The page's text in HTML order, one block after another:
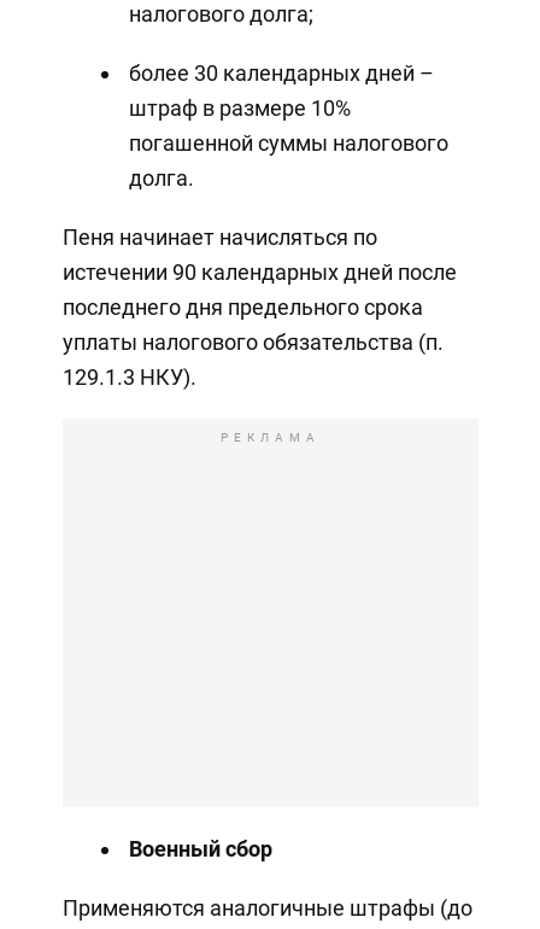
налогового долга;
более 30 календарных дней –
штраф в размере 10%
погашенной суммы налогового
долга.
Пеня начинает начисляться по
истечении 90 календарных дней после
последнего дня предельного срока
уплаты налогового обязательства (п.
129.1.3 НКУ).
РЕКЛАМА
Военный сбор
Применяются аналогичные штрафы (до